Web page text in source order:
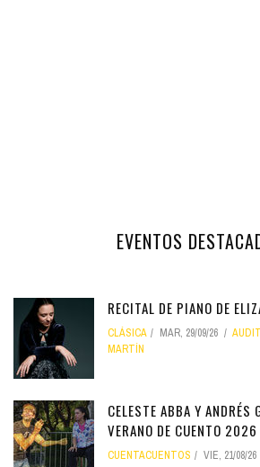
EVENTOS
RECITAL DE PIANO DE
CLÁSICA MAR, 29/09/26
MARTÍN
CELESTE ABBA Y ANDRÉS
VERANO DE CUENTO 2026
CUENTACUENTOS VIE, 21/08/26